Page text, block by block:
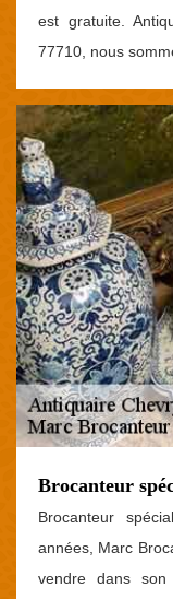
est gratuite.
77710, nous
Brocanteur
Brocanteur
années, Marc
vendre dans